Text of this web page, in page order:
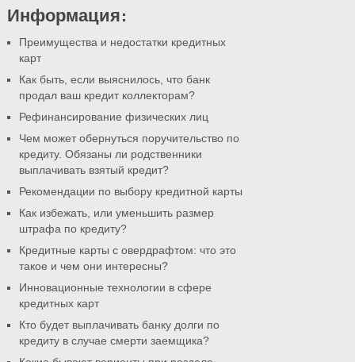
Информация:
Преимущества и недостатки кредитных
карт
Как быть, если выяснилось, что банк
продал ваш кредит коллекторам?
Рефинансирование физических лиц
Чем может обернуться поручительство по
кредиту. Обязаны ли родственники
выплачивать взятый кредит?
Рекомендации по выбору кредитной карты
Как избежать, или уменьшить размер
штрафа по кредиту?
Кредитные карты с овердрафтом: что это
такое и чем они интересны?
Инновационные технологии в сфере
кредитных карт
Кто будет выплачивать банку долги по
кредиту в случае смерти заемщика?